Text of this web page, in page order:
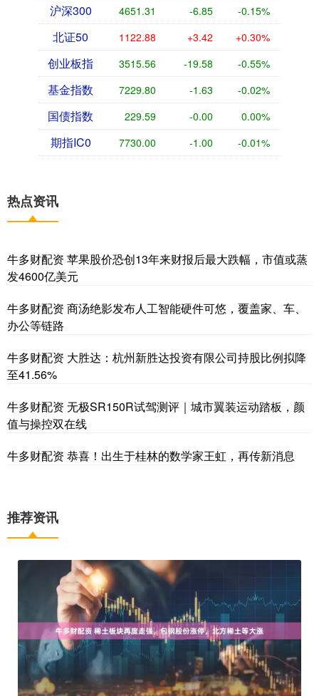
沪深300 4651.31 -6.85 -0.15%
北证50 1122.88 +3.42 +0.30%
创业板指 3515.56 -19.58 -0.55%
基金指数 7229.80 -1.63 -0.02%
国债指数 229.59 -0.00 0.00%
期指IC0 7730.00 -1.00 -0.01%
热点资讯
牛多财配资 苹果股价恐创13年来财报后最大跌幅，市值或蒸
发4600亿美元
牛多财配资 商汤绝影发布人工智能硬件可悠，覆盖家、车、
办公等链路
牛多财配资 大胜达：杭州新胜达投资有限公司持股比例拟降
至41.56%
牛多财配资 无极SR150R试驾测评｜城市翼装运动踏板，颜
值与操控双在线
牛多财配资 恭喜！出生于桂林的数学家王虹，再传新消息
推荐资讯